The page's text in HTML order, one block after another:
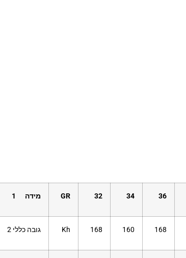
36
34
32
GR מידה 1
168
160
168
Kh גובה כללי 2